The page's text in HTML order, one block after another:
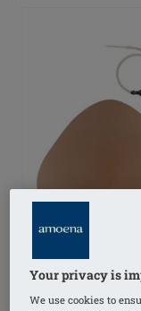
Your privacy is
We use cookies to